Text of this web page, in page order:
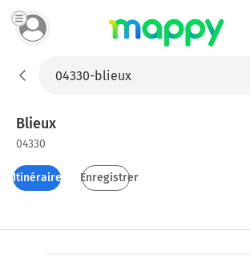
Blieux
04330
Itinéraires Enregistrer